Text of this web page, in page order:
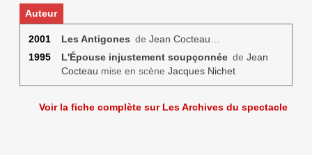
Auteur
2001 Les Antigones de Jean Cocteau
1995
L'Épouse injustement soupçonnéede Jean
Cocteau mise en scène Jacques Nichet
Voir la fiche complète sur Les Archives du spectacle